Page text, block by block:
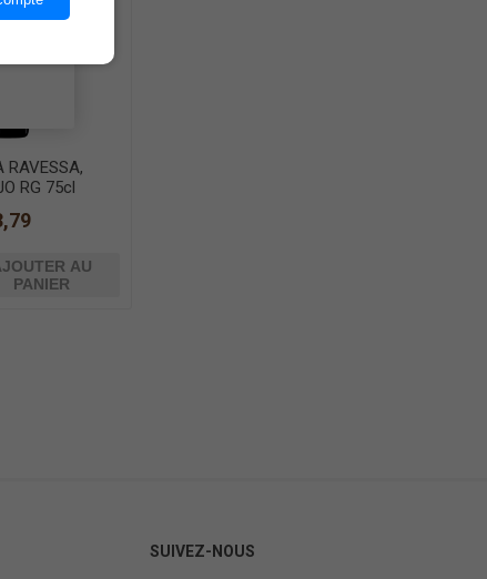
RAVESSA,
RG 75cl
AU
PANIER
SUIVEZ-NOUS